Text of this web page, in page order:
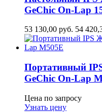
GeСhic On-Lap
53 130,00 руб. 54
Портативный
GeСhic On-Lap
Цена по запросу
Узнать цену